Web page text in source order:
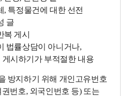
, 특정물건에 대한 선전
글
복 게시
법률상담이 아니거나,
시하기가 부적절한 내용
방지하기 위해 개인고유번호
번호, 외국인번호 등) 또는